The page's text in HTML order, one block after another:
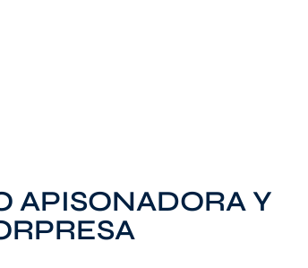
APISONADORA Y